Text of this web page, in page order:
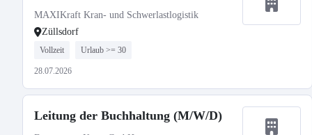
MAXIKraft Kran- und Schwerlastlogistik
Züllsdorf
Vollzeit Urlaub >= 30
28.07.2026
Leitung der Buchhaltung (M/W/D)